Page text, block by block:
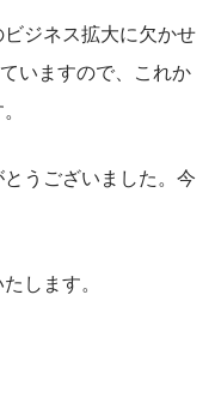
ジネス拡大に欠かせ
いますので、これか
うございました。今
します。